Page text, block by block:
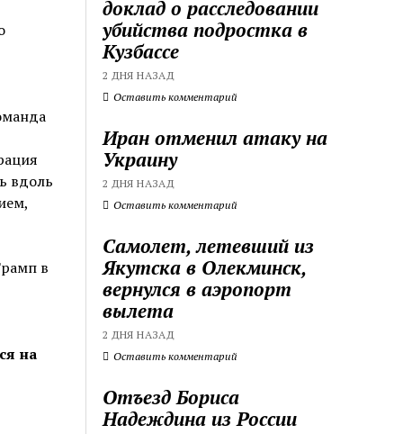
вдоль
в
на
доклад о расследовании
убийства подростка в
Кузбассе
2 ДНЯ НАЗАД
Оставить комментарий
Иран отменил атаку на
Украину
2 ДНЯ НАЗАД
Оставить комментарий
Самолет, летевший из
Якутска в Олекминск,
вернулся в аэропорт
вылета
2 ДНЯ НАЗАД
Оставить комментарий
Отъезд Бориса
Надеждина из России